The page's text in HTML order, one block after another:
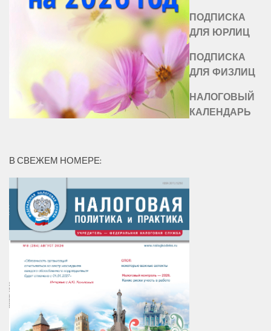
ПОДПИСКА
ДЛЯ ЮРЛИЦ
ПОДПИСКА
ДЛЯ ФИЗЛИЦ
НАЛОГОВЫЙ
КАЛЕНДАРЬ
В СВЕЖЕМ НОМЕРЕ: